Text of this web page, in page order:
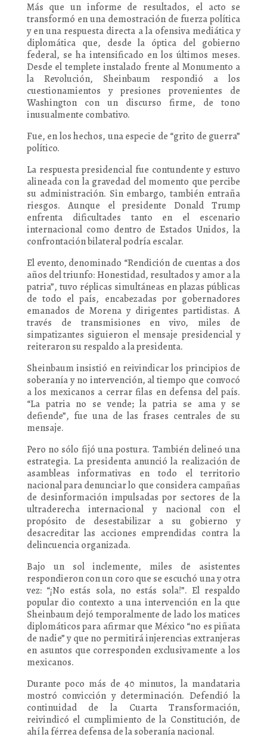
Más que un informe de resultados, el acto se
transformó en una demostración de fuerza política
y en una respuesta directa a la ofensiva mediática y
diplomática que, desde la óptica del gobierno
federal, se ha intensificado en los últimos meses.
Desde el templete instalado frente al Monumento a
la Revolución, Sheinbaum respondió a los
cuestionamientos y presiones provenientes de
Washington con un discurso firme, de tono
inusualmente combativo.
Fue, en los hechos, una especie de “grito de guerra”
político.
La respuesta presidencial fue contundente y estuvo
alineada con la gravedad del momento que percibe
su administración. Sin embargo, también entraña
riesgos. Aunque el presidente Donald Trump
enfrenta dificultades tanto en el escenario
internacional como dentro de Estados Unidos, la
confrontación bilateral podría escalar.
El evento, denominado “Rendición de cuentas a dos
años del triunfo: Honestidad, resultados y amor a la
patria”, tuvo réplicas simultáneas en plazas públicas
de todo el país, encabezadas por gobernadores
emanados de Morena y dirigentes partidistas. A
través de transmisiones en vivo, miles de
simpatizantes siguieron el mensaje presidencial y
reiteraron su respaldo a la presidenta.
Sheinbaum insistió en reivindicar los principios de
soberanía y no intervención, al tiempo que convocó
a los mexicanos a cerrar filas en defensa del país.
“La patria no se vende; la patria se ama y se
defiende”, fue una de las frases centrales de su
mensaje.
Pero no sólo fijó una postura. También delineó una
estrategia. La presidenta anunció la realización de
asambleas informativas en todo el territorio
nacional para denunciar lo que considera campañas
de desinformación impulsadas por sectores de la
ultraderecha internacional y nacional con el
propósito de desestabilizar a su gobierno y
desacreditar las acciones emprendidas contra la
delincuencia organizada.
Bajo un sol inclemente, miles de asistentes
respondieron con un coro que se escuchó una y otra
vez: “¡No estás sola, no estás sola!”. El respaldo
popular dio contexto a una intervención en la que
Sheinbaum dejó temporalmente de lado los matices
diplomáticos para afirmar que México “no es piñata
de nadie” y que no permitirá injerencias extranjeras
en asuntos que corresponden exclusivamente a los
mexicanos.
Durante poco más de 40 minutos, la mandataria
mostró convicción y determinación. Defendió la
continuidad de la Cuarta Transformación,
reivindicó el cumplimiento de la Constitución, de
ahí la férrea defensa de la soberanía nacional.